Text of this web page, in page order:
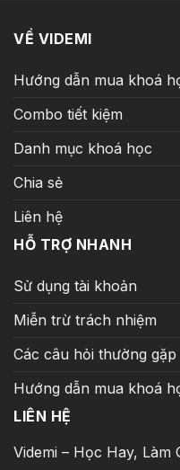
VỀ VIDEMI
Hướng dẫn mua khoá
Combo tiết kiệm
Danh mục khoá học
Chia sẻ
Liên hệ
HỖ TRỢ NHANH
Sử dụng tài khoản
Miễn trừ trách nhiệm
Các câu hỏi thường gặp
Hướng dẫn mua khoá
LIÊN HỆ
Videmi – Học Hay, Làm